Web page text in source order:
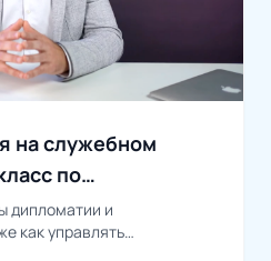
на служебном
по
дипломатии и
как управлять